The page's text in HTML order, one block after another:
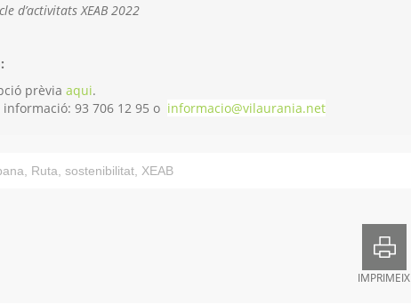
d’activitats XEAB 2022
prèvia aqui.
informació: 93 706 12 95 o informacio@vilaurania.net
Ruta sostenibilitat XEAB
IMPRIMEIX